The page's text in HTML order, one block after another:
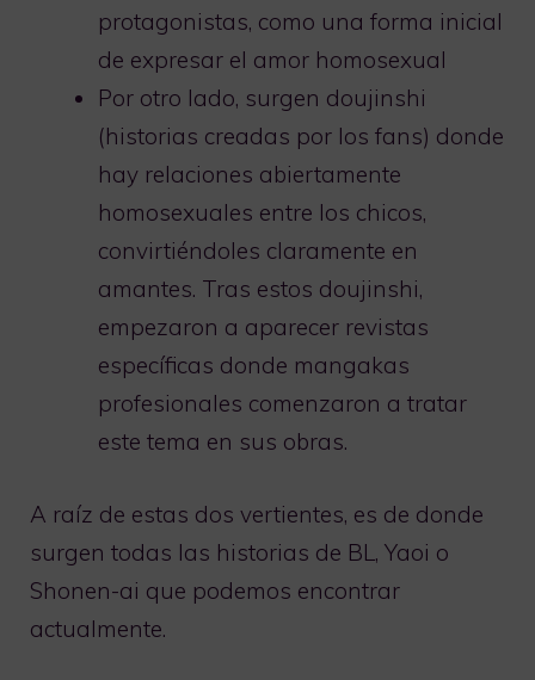
protagonistas, como una forma inicial
de expresar el amor homosexual
Por otro lado, surgen doujinshi
(historias creadas por los fans) donde
hay relaciones abiertamente
homosexuales entre los chicos,
convirtiéndoles claramente en
amantes. Tras estos doujinshi,
empezaron a aparecer revistas
específicas donde mangakas
profesionales comenzaron a tratar
este tema en sus obras.
A raíz de estas dos vertientes, es de donde
surgen todas las historias de BL, Yaoi o
Shonen-ai que podemos encontrar
actualmente.